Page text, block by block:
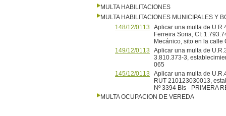
MULTA HABILITACIONES
MULTA HABILITACIONES MUNICIPALES Y
148/12/0113
Aplicar una multa de
Ferreira Soria, CI:
Mecánico, sito en la calle
149/12/0113
Aplicar una multa de
3.810.373-3,
065
145/12/0113
Aplicar una multa de
RUT 210123030013,
Nº 3394 Bis - PRIMERA
MULTA OCUPACION DE VEREDA